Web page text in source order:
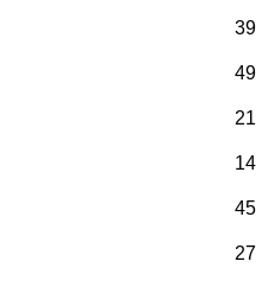
39
49
21
14
45
27